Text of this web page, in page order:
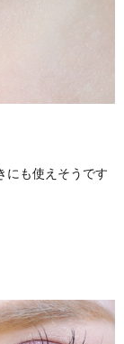
にも使えそうです